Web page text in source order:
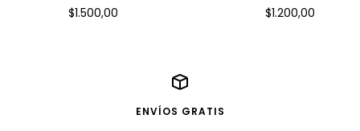
Precio
$1.500,00
Precio
$1.200,00
ENVÍOS GRATIS